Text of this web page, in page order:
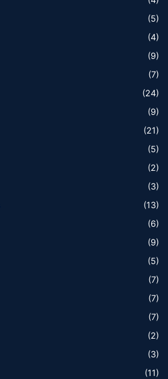
(5)
(4)
(9)
(7)
(24)
(9)
(21)
(5)
(2)
(3)
(13)
(6)
(9)
(5)
(7)
(7)
(7)
(2)
(3)
(11)